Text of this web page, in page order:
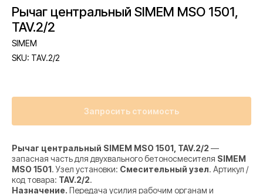
Рычаг центральный SIMEM MSO 1501,
TAV.2/2
SIMEM
SKU: TAV.2/2
Запросить стоимость
Рычаг центральный SIMEM MSO 1501, TAV.2/2 —
запасная часть для двухвального бетоносмесителя SIMEM
MSO 1501. Узел установки: Смесительный узел. Артикул /
код товара: TAV.2/2.
Назначение. Передача усилия рабочим органам и